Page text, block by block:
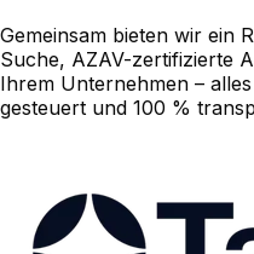
Gemeinsam bieten wir ein
Suche, AZAV-zertifizierte
Ihrem Unternehmen –
gesteuert und 100 %